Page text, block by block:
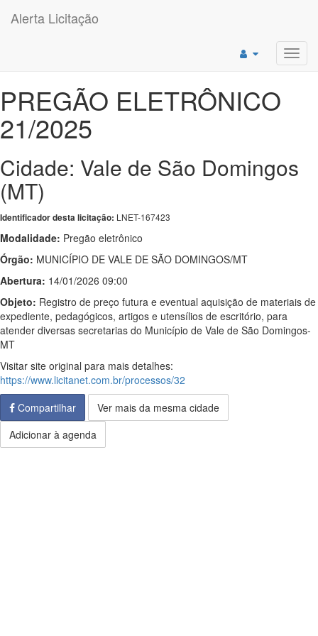
Alerta Licitação
PREGÃO ELETRÔNICO
21/2025
Cidade: Vale de São Domingos
(MT)
Identificador desta licitação: LNET-167423
Modalidade: Pregão eletrônico
Órgão: MUNICÍPIO DE VALE DE SÃO DOMINGOS/MT
Abertura: 14/01/2026 09:00
Objeto: Registro de preço futura e eventual aquisição de materiais de
expediente, pedagógicos, artigos e utensílios de escritório, para
atender diversas secretarias do Município de Vale de São Domingos-
MT
Visitar site original para mais detalhes:
https://www.licitanet.com.br/processos/32
Compartilhar
Ver mais da mesma cidade
Adicionar à agenda